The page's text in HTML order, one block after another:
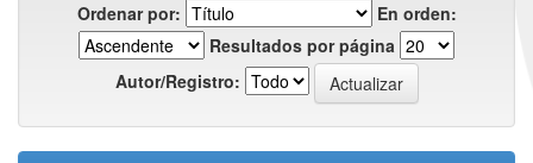
Ordenar por:
En orden:
Resultados por página
Autor/Registro: